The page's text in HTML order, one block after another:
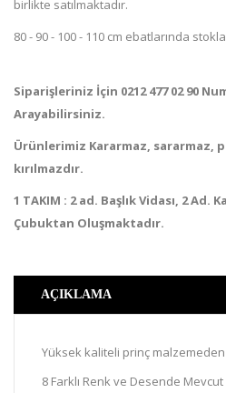
birlikte satılmaktadır.
80 - 90 - 100 - 110 cm ebatlarında
Siparişleriniz İçin 0212 477 02 90
Arayabilirsiniz.
Ürünlerimiz Kararmaz, sararmaz,
kırılmazdır.
1 TAKIM : 2 ad. Başlık Vidası, 2 Ad.
Çubuktan Oluşmaktadır.
AÇIKLAMA
Yüksek kaliteli prinç
8 Farklı Renk ve Desende Mevcut